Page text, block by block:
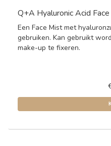
Q+A Hyaluronic Acid
Een Face Mist met
gebruiken. Kan gebruikt
make-up te fixeren.